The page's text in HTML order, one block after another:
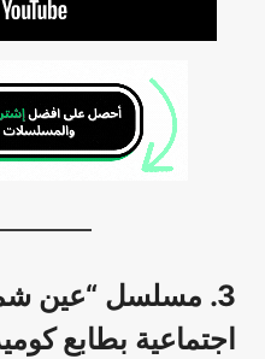
3. مسلسل “عين
اجتماعية بطابع